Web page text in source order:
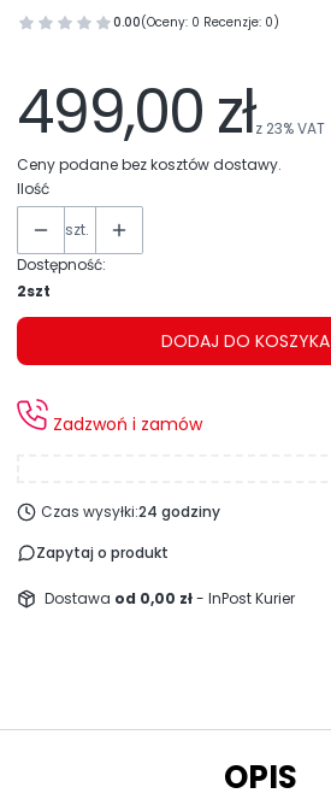
0.00(Oceny: 0 Recenzje: 0)
499,00 złz 23%VAT
Ceny podane bez kosztów dostawy.
Ilość
szt.
Dostępność:
2szt
DODAJ DO KOSZYKA
Zadzwoń i zamów
Czas wysyłki:24 godziny
Zapytaj o produkt
Dostawa od 0,00 zł- InPost Kurier
OPIS